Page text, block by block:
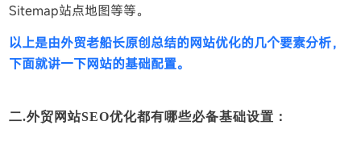
Sitemap站点地图等等。
以上是由外贸老船长原创总结的网站优化的几个要素分析，
下面就讲一下网站的基础配置。
二.外贸网站SEO优化都有哪些必备基础设置：